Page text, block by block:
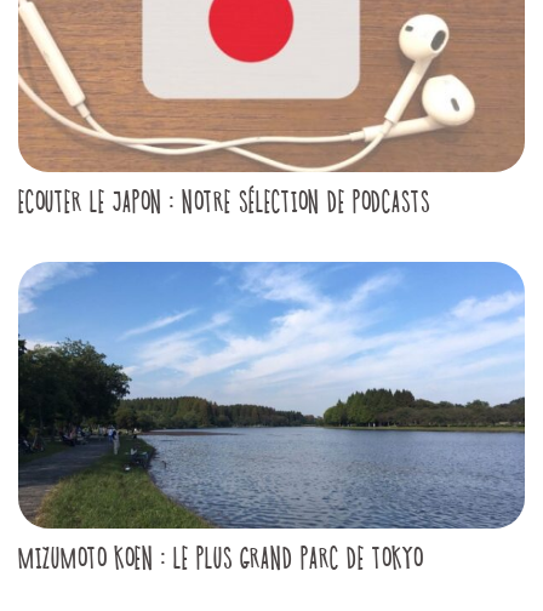
ECOUTER LE JAPON : NOTRE SÉLECTION DE PODCASTS
MIZUMOTO KOEN : LE PLUS GRAND PARC DE TOKYO